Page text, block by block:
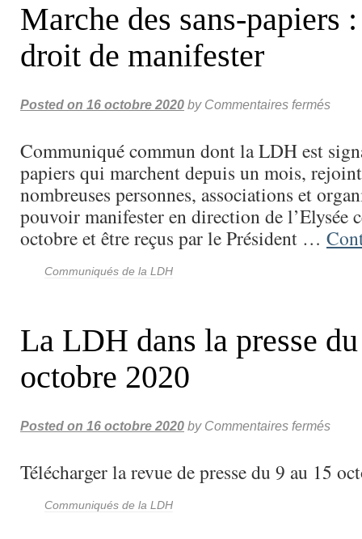
Marche des sans-papiers
droit de manifester
Posted on 16 octobre 2020 by Commentaires fermés
Communiqué commun dont la LDH est
papiers qui marchent depuis un mois,
nombreuses personnes, associations et
pouvoir manifester en direction de l’Elysée
octobre et être reçus par le Président …
Communiqués de la LDH
La LDH dans la presse
octobre 2020
Posted on 16 octobre 2020 by Commentaires fermés
Télécharger la revue de presse du 9 au 15
Communiqués de la LDH